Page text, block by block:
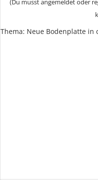
(Du musst angemeldet oder
Thema: Neue Bodenplatte in